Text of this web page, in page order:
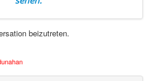
beizutreten.